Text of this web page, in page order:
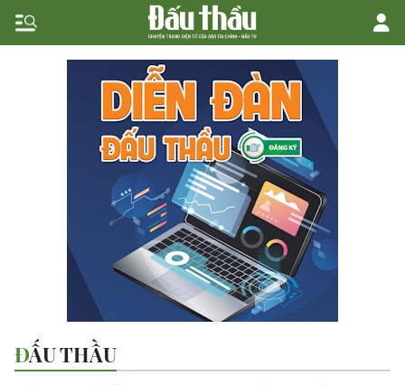
ĐẤU THẦU